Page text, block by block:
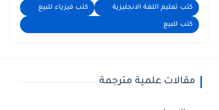
كتب تعليم اللغة الانجليزية كتب فيزياء للبيع
كتب للبيع
مقالات علمية مترجمة